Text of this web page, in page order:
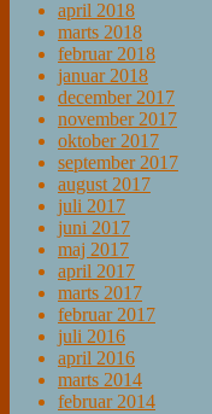
april 2018
marts 2018
februar 2018
januar 2018
december 2017
november 2017
oktober 2017
september 2017
august 2017
juli 2017
juni 2017
maj 2017
april 2017
marts 2017
februar 2017
juli 2016
april 2016
marts 2014
februar 2014